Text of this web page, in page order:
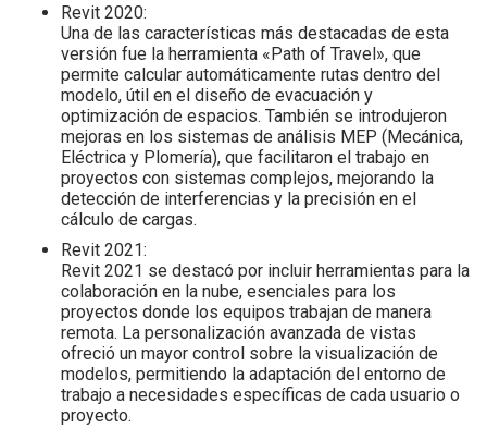
Revit 2020:
Una de las características más destacadas de esta
versión fue la herramienta «Path of Travel», que
permite calcular automáticamente rutas dentro del
modelo, útil en el diseño de evacuación y
optimización de espacios. También se introdujeron
mejoras en los sistemas de análisis MEP (Mecánica,
Eléctrica y Plomería), que facilitaron el trabajo en
proyectos con sistemas complejos, mejorando la
detección de interferencias y la precisión en el
cálculo de cargas.
Revit 2021:
Revit 2021 se destacó por incluir herramientas para la
colaboración en la nube, esenciales para los
proyectos donde los equipos trabajan de manera
remota. La personalización avanzada de vistas
ofreció un mayor control sobre la visualización de
modelos, permitiendo la adaptación del entorno de
trabajo a necesidades específicas de cada usuario o
proyecto.